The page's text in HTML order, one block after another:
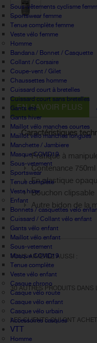
Sous-vêtements cyclisme
Sportswear femme
Tenue complète femme
Veste vélo femme
Homme
Bandana / Bonnet / Casquette
Collant / Corsaire
Coupe-vent / Gilet
Chaussettes homme
Cuissard court à bretelles
Cuissard court sans bretelles
Gants été
Gants hiver
Maillot vélo manches courtes
Maillot vélo manches longues
Manchette / Jambiere
Masque COVID19
Sous-vetement
Sportswear
Tenue complète
Veste hiver
Enfant
Bonnets / casquettes velo
Cuissard / Collant vélo enfant
Gants vélo enfant
Maillot vélo enfant
Sous-vetement
Masque COVID19
Tenue complète
Veste vélo enfant
Casque chrono
Casque vélo route
Casque vélo enfant
Casque vélo urbain
Accessoires casques
VTT
Homme
EN SAVOIR PLUS
Caractéristiques
Pratique à
Contenance 750ml
En plastique
Bouchon clipsable
Autre bidon de la
VOUS AIMEREZ AUSSI :
30 AUTRES PRODUITS DANS
LES CLIENTS QUI ONT